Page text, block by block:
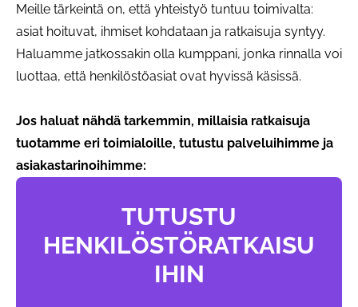
Meille tärkeintä on, että yhteistyö tuntuu toimivalta:
asiat hoituvat, ihmiset kohdataan ja ratkaisuja syntyy.
Haluamme jatkossakin olla kumppani, jonka rinnalla voi
luottaa, että henkilöstöasiat ovat hyvissä käsissä.
Jos haluat nähdä tarkemmin, millaisia ratkaisuja
tuotamme eri toimialoille, tutustu palveluihimme ja
asiakastarinoihimme:
TUTUSTU
HENKILÖSTÖRATKAISU
IHIN